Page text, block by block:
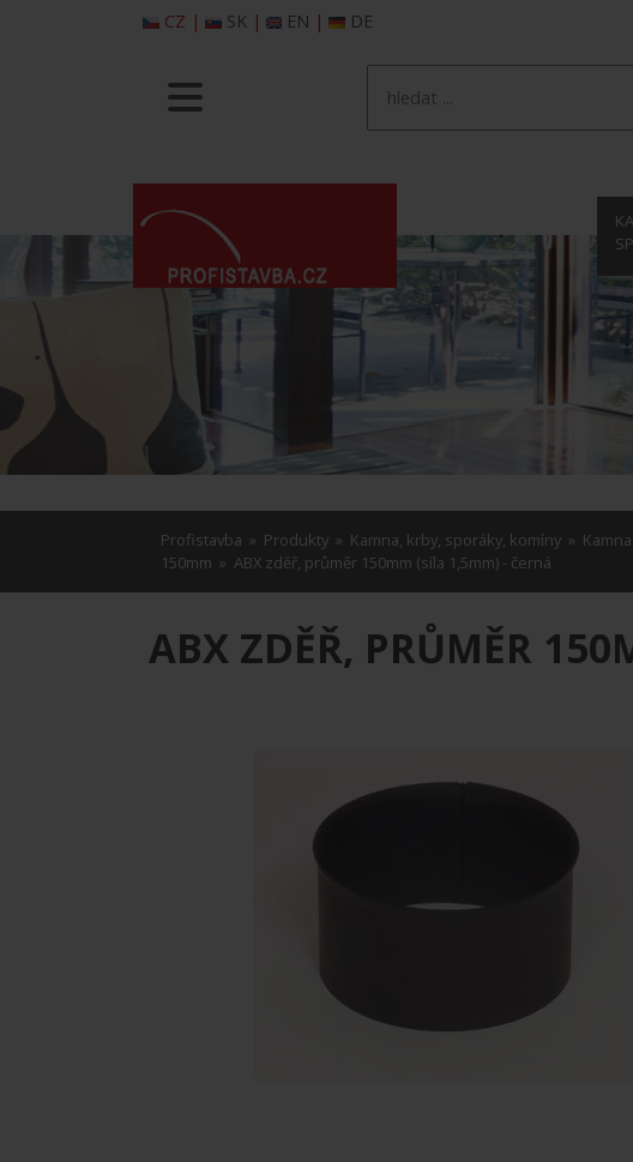
CZ | SK| EN | DE
Profistavba » Produkty » Kamna, krby, sporáky, komíny » Kamna
150mm » ABX zděř, průměr 150mm (síla 1,5mm) - černá
ABX ZDĚŘ, PRŮMĚR